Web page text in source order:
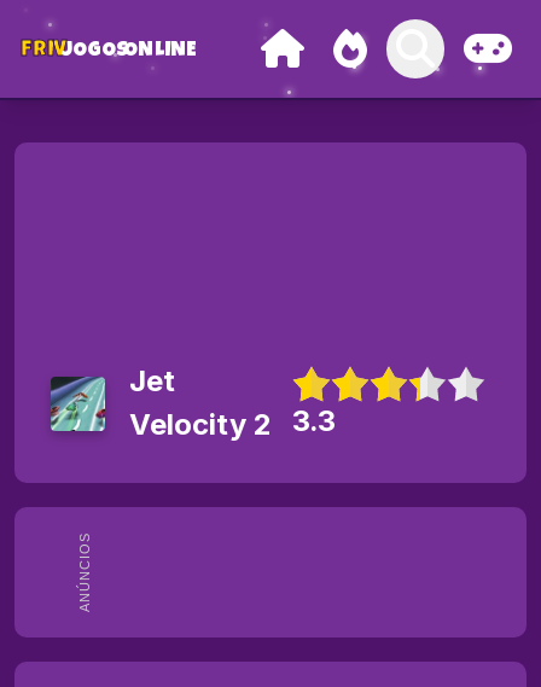
FRIVJOGOSONLINE
ANÚNCIOS
Jet
Velocity 2
3.3